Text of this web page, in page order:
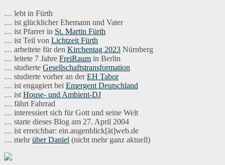
… lebt in Fürth
… ist glücklicher Ehemann und Vater
… ist Pfarrer in St. Martin Fürth
… ist Teil von Lichtzeit Fürth
… arbeitete für den Kirchentag 2023 Nürnberg
… leitete 7 Jahre FreiRaum in Berlin
… studierte Gesellschaftstransformation
… studierte vorher an derEH Tabor
… ist engagiert bei Emergent Deutschland
… ist House- und Ambient-DJ
… fährt Fahrrad
… interessiert sich für Gott und seine Welt
… starte dieses Blog am 27. April 2004
… ist erreichbar: ein.augenblick[ät]web.de
… mehrüber Daniel (nicht mehr ganz aktuell)